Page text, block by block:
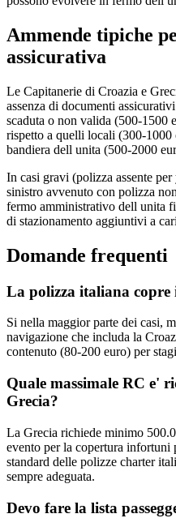
Ammende tipiche
assicurativa
Le Capitanerie di Croazia e
assenza di documenti
scaduta o non valida (500-1500
rispetto a quelli locali (300-1000
bandiera dell unita (500-2000
In casi gravi (polizza assente
sinistro avvenuto con polizza
fermo amministrativo dell unita
di stazionamento aggiuntivi a
Domande frequenti
La polizza italiana
Si nella maggior parte dei casi,
navigazione che includa la
contenuto (80-200 euro) per
Quale massimale RC e'
Grecia?
La Grecia richiede minimo
evento per la copertura infortuni
standard delle polizze charter
sempre adeguata.
Devo fare la lista